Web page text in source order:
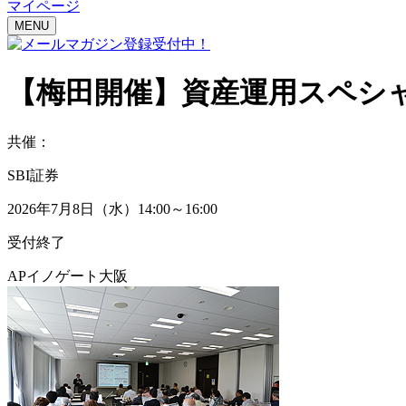
マイページ
MENU
【梅田開催】 資産運用スペシ
共催：
SBI証券
2026年7月8日（水）14:00～16:00
受付終了
APイノゲート大阪